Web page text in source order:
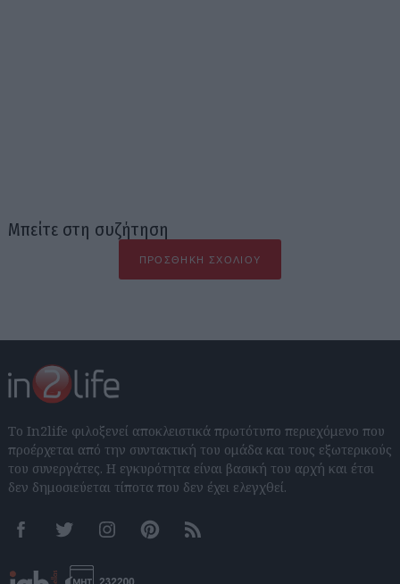
Μπείτε στη συζήτηση
ΠΡΟΣΘΉΚΗ ΣΧΟΛΊΟΥ
Το In2life φιλοξενεί αποκλειστικά πρωτότυπο περιεχόμενο που
προέρχεται από την συντακτική του ομάδα και τους εξωτερικούς
του συνεργάτες. Η εγκυρότητα είναι βασική του αρχή και έτσι
δεν δημοσιεύεται τίποτα που δεν έχει ελεγχθεί.
FacebookTwitter InstagramPinterestRSS feeds